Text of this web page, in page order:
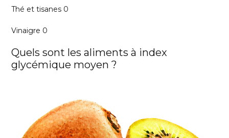
Thé et tisanes 0
Vinaigre 0
Quels sont les aliments à index
glycémique moyen ?